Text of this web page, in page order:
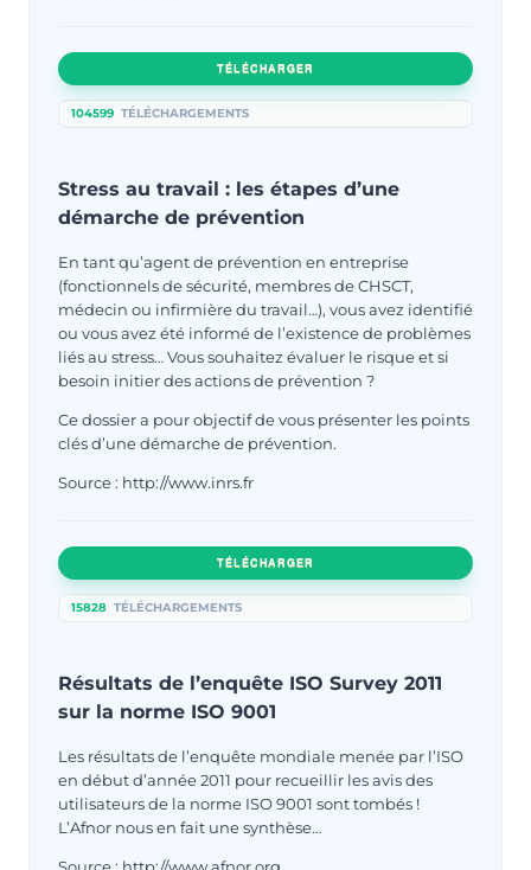
TÉLÉCHARGER
104599 TÉLÉCHARGEMENTS
Stress au travail : les étapes d’une
démarche de prévention
En tant qu’agent de prévention en entreprise
(fonctionnels de sécurité, membres de CHSCT,
médecin ou infirmière du travail…), vous avez identifié
ou vous avez été informé de l’existence de problèmes
liés au stress… Vous souhaitez évaluer le risque et si
besoin initier des actions de prévention ?
Ce dossier a pour objectif de vous présenter les points
clés d’une démarche de prévention.
Source : http://www.inrs.fr
TÉLÉCHARGER
15828 TÉLÉCHARGEMENTS
Résultats de l’enquête ISO Survey 2011
sur la norme ISO 9001
Les résultats de l’enquête mondiale menée par l’ISO
en début d’année 2011 pour recueillir les avis des
utilisateurs de la norme ISO 9001 sont tombés !
L’Afnor nous en fait une synthèse…